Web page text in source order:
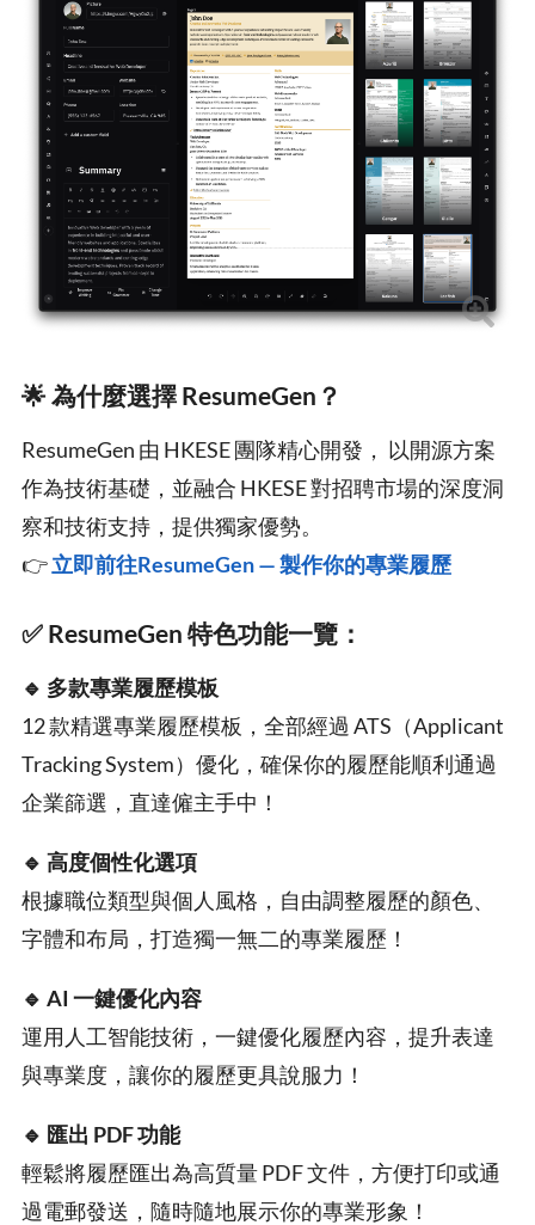
🌟 為什麼選擇 ResumeGen？
ResumeGen 由 HKESE 團隊精心開發， 以開源方案
作為技術基礎，並融合 HKESE 對招聘市場的深度洞
察和技術支持，提供獨家優勢。
👉立即前往ResumeGen — 製作你的專業履歷
✅ ResumeGen 特色功能一覽：
🔹 多款專業履歷模板
12 款精選專業履歷模板，全部經過 ATS（Applicant
Tracking System）優化，確保你的履歷能順利通過
企業篩選，直達僱主手中！
🔹 高度個性化選項
根據職位類型與個人風格，自由調整履歷的顏色、
字體和布局，打造獨一無二的專業履歷！
🔹 AI 一鍵優化內容
運用人工智能技術，一鍵優化履歷內容，提升表達
與專業度，讓你的履歷更具說服力！
🔹 匯出 PDF 功能
輕鬆將履歷匯出為高質量 PDF 文件，方便打印或通
過電郵發送，隨時隨地展示你的專業形象！